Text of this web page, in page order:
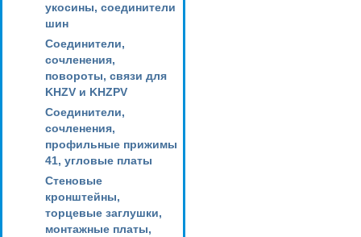
укосины, соединители
шин
Соединители,
сочленения,
повороты, связи для
KHZV и KHZPV
Соединители,
сочленения,
профильные прижимы
41, угловые платы
Стеновые
кронштейны,
торцевые заглушки,
монтажные платы,